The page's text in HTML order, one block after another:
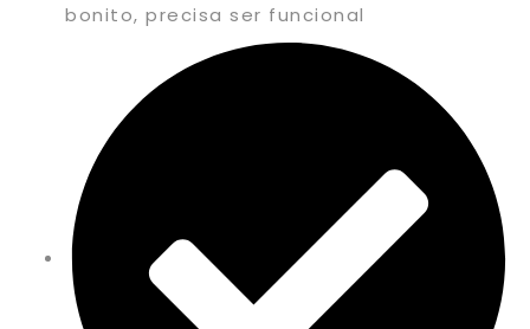
bonito, precisa ser funcional